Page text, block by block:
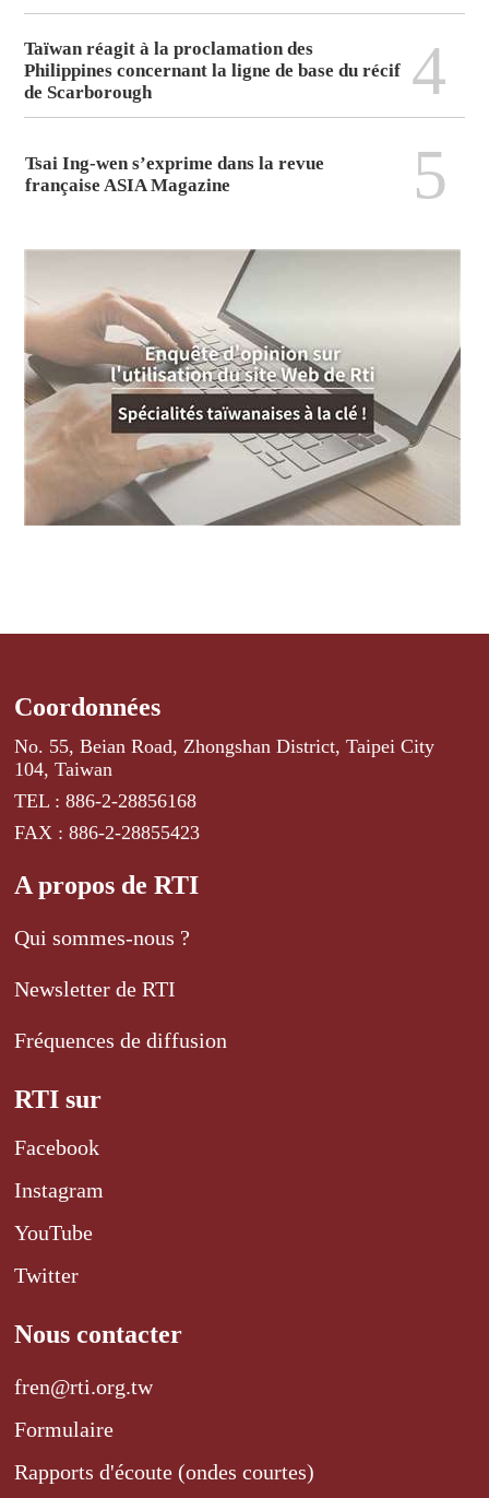
Taïwan réagit à la proclamation des
Philippines concernant la ligne de base du récif
de Scarborough
4
Tsai Ing-wen s’exprime dans la revue
française ASIA Magazine
5
Coordonnées
No. 55, Beian Road, Zhongshan District, Taipei City
104, Taiwan
TEL : 886-2-28856168
FAX : 886-2-28855423
A propos de RTI
Qui sommes-nous ?
Newsletter de RTI
Fréquences de diffusion
RTI sur
Facebook
Instagram
YouTube
Twitter
Nous contacter
fren@rti.org.tw
Formulaire
Rapports d'écoute (ondes courtes)